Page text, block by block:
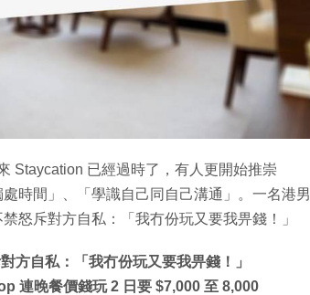
Staycation 已經過時了，有人更開始推崇
時間」、「學識自己同自己溝通」。一名港男
怒斥對方自私：「我冇份玩又要我畀錢！」
方自私：「我冇份玩又要我畀錢！」
連晚餐價錢玩 2 日要 $7,000 至 8,000